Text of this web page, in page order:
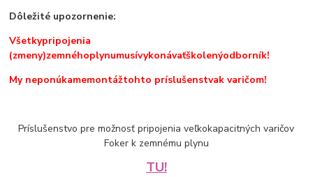
Dôležité upozornenie:
Všetkypripojenia
(zmeny)zemnéhoplynumusívykonávaťškolenýodborník!
My neponúkamemontážtohto príslušenstvak varičom!
Príslušenstvo pre možnosť pripojenia veľkokapacitných varičov
Foker k zemnému plynu
TU!